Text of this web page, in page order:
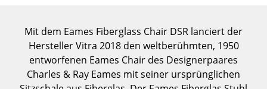
Bücherregale
Wandregale
Sideboards & Kommoden
Mit dem Eames Fiberglass Chair DSR lanciert der
Hersteller Vitra 2018 den weltberühmten, 1950
entworfenen Eames Chair des Designerpaares
Charles & Ray Eames mit seiner ursprünglichen